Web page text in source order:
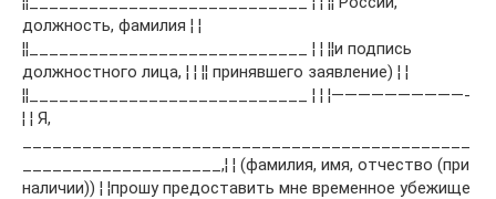
должность, фамилия ¦ ¦
¦¦____________________________ ¦ ¦ ¦¦и подпись
должностного лица, ¦ ¦ ¦¦ принявшего заявление) ¦ ¦
¦¦____________________________ ¦ ¦ ¦——————————-
¦ ¦ Я,
____________________,¦ ¦ (фамилия, имя, отчество (при
наличии)) ¦ ¦прошу предоставить мне временное убежище